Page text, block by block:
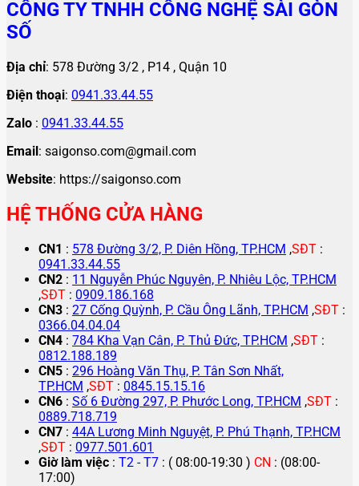
CÔNG TY TNHH CÔNG NGHỆ SÀI GÒN
SỐ
Địa chỉ: 578 Đường 3/2 , P14 , Quận 10
Điện thoại: 0941.33.44.55
Zalo : 0941.33.44.55
Email: saigonso.com@gmail.com
Website: https://saigonso.com
HỆ THỐNG CỬA HÀNG
CN1 : 578 Đường 3/2, P. Diên Hồng, TP.HCM ,SĐT :
0941.33.44.55
CN2 : 11 Nguyễn Phúc Nguyên, P. Nhiêu Lộc, TP.HCM
,SĐT : 0909.186.168
CN3 : 27 Cống Quỳnh, P. Cầu Ông Lãnh, TP.HCM ,SĐT :
0366.04.04.04
CN4 : 784 Kha Vạn Cân, P. Thủ Đức, TP.HCM ,SĐT :
0812.188.189
CN5 : 296 Hoàng Văn Thụ, P. Tân Sơn Nhất,
TP.HCM ,SĐT : 0845.15.15.16
CN6 : Số 6 Đường 297, P. Phước Long, TP.HCM ,SĐT :
0889.718.719
CN7 : 44A Lương Minh Nguyệt, P. Phú Thạnh, TP.HCM
,SĐT : 0977.501.601
Giờ làm việc : T2 - T7 : ( 08:00-19:30 ) CN : (08:00-
17:00)